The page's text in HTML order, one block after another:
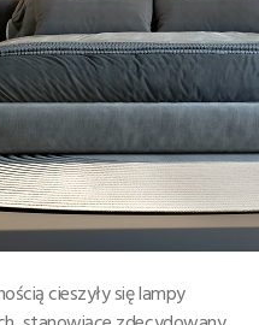
cieszyły się lampy